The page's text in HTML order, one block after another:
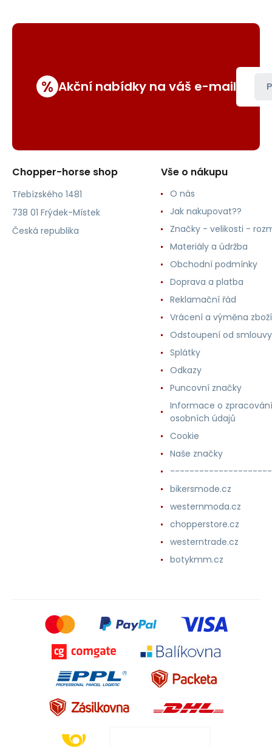
% Akční nabídky na váš e-mail
Chopper-horse shop
Třebízského 1481
738 01 Frýdek-Místek
Česká republika
Vše o nákupu
O nás
Jak nakupovat??
Značky - velikosti -
Materiály a údržba
Obchodní podmínky
Doprava a platba
Reklamační řád
Vrácení a výměna zboží
Odstoupení od smlouvy
Splátky
Odkazy
Puncovní značky
Informace o zpracování
osobních údajů
Cookie
Naše značky
bikersmode.cz
westernmoda.cz
chopperstore.cz
westerntrade.cz
botykmm.cz